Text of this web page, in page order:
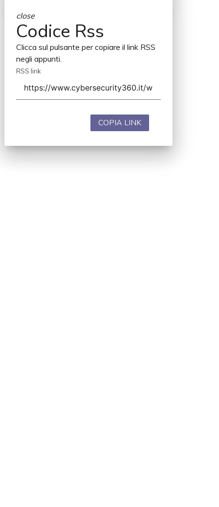
close
Codice Rss
Clicca sul pulsante per copiare il link RSS
negli appunti.
RSS link
COPIA LINK